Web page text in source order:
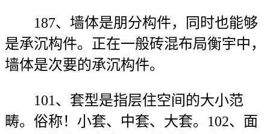
187、墙体是朋分构件，同时也能够
是承沉构件。正在一般砖混布局衡宇中，
墙体是次要的承沉构件。
101、套型是指层住空间的大小范
畴。俗称！小套、中套、大套。102、面